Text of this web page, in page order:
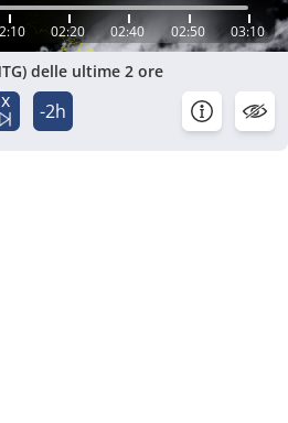
02:20 02:40 02:50 03:10
delle ultime 2 ore
-2h